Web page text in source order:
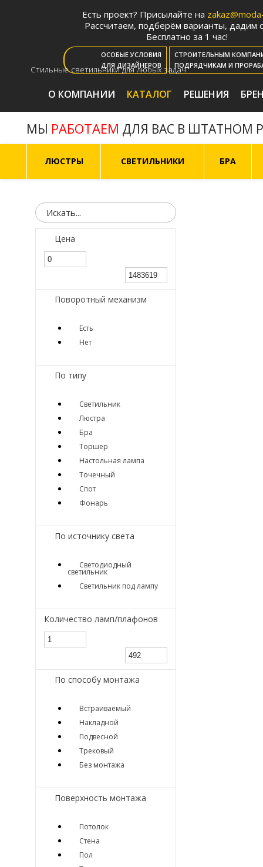
Есть проект? Присылайте на
Рассчитаем, подберём варианты, дадим
Бесплатно за 1 час!
ОСОБЫЕ УСЛОВИЯ
ДЛЯ ДИЗАЙНЕРОВ
СТРОИТЕЛЬНЫМ
ПОДРЯДЧИКАМ И
Стильные светильники для любых задач
О КОМПАНИИ КАТАЛОГ РЕШЕНИЯ
МЫ РАБОТАЕМ ДЛЯ ВАС В ШТАТНОМ
ЛЮСТРЫ СВЕТИЛЬНИКИ БРА
Цена
Поворотный механизм
Есть
Нет
По типу
Светильник
Люстра
Бра
Торшер
Настольная лампа
Точечный
Спот
Фонарь
По источнику света
Светодиодный
светильник
Светильник под лампу
Количество ламп/плафонов
По способу монтажа
Встраиваемый
Накладной
Подвесной
Трековый
Без монтажа
Поверхность монтажа
Потолок
Стена
Пол